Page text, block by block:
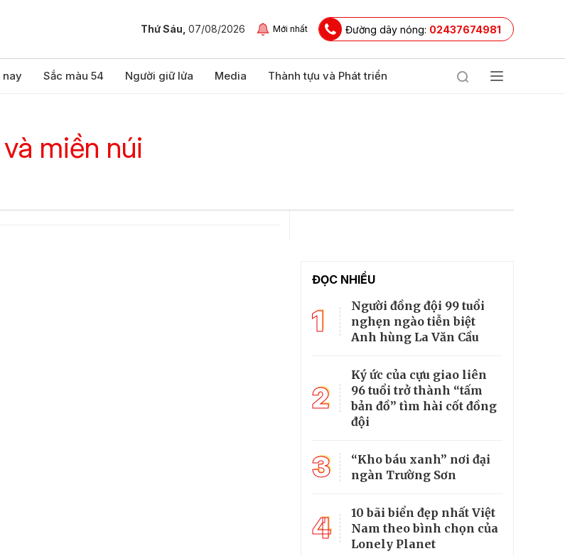
Thứ Sáu, 07/08/2026 Mới nhất Đường dây nóng: 02437674981
nay Sắc màu 54 Người giữ lửa Media Thành tựu và Phát triển
miền núi
ĐỌC NHIỀU
1
Người đồng đội 99 tuổi
nghẹn ngào tiễn biệt
Anh hùng La Văn Cầu
2
Ký ức của cựu giao liên
96 tuổi trở thành “tấm
bản đồ” tìm hài cốt đồng
đội
3
“Kho báu xanh” nơi đại
ngàn Trường Sơn
4
10 bãi biển đẹp nhất Việt
Nam theo bình chọn của
Lonely Planet